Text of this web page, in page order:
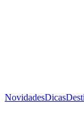
NovidadesDicas